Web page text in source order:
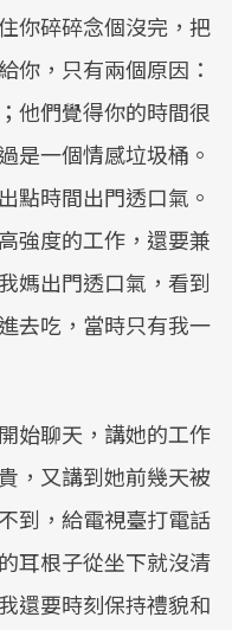
你碎碎念個沒完，把
你，只有兩個原因：
他們覺得你的時間很
是一個情感垃圾桶。
點時間出門透口氣。
強度的工作，還要兼
媽出門透口氣，看到
去吃，當時只有我一
始聊天，講她的工作
，又講到她前幾天被
到，給電視臺打電話
耳根子從坐下就沒清
還要時刻保持禮貌和